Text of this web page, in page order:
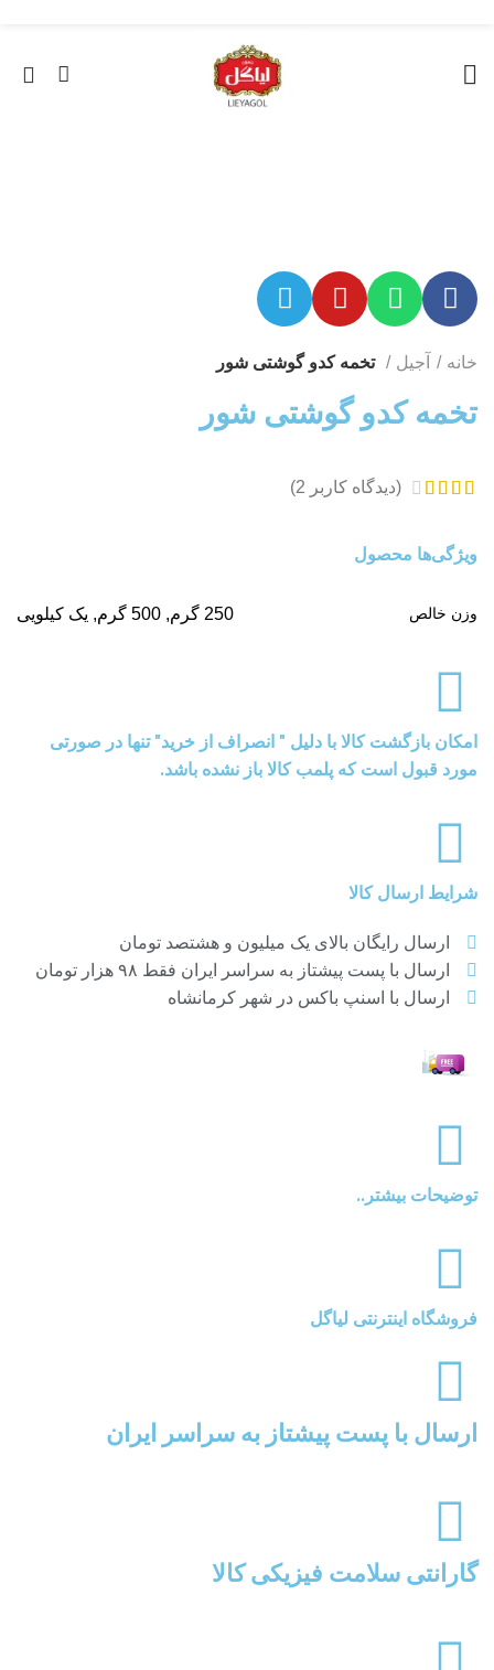
خانه آجیل تخمه کدو گوشتی شور
تخمه کدو گوشتی شور
(دیدگاه کاربر 2
)
ویژگی‌ها محصول
وزن خالص 250 گرم, 500 گرم, یک کیلویی
امکان بازگشت کالا با دلیل " انصراف از خرید" تنها در صورتی
مورد قبول است که پلمب کالا باز نشده باشد.
شرایط ارسال کالا
ارسال رایگان بالای یک میلیون و هشتصد تومان
ارسال با پست پیشتاز به سراسر ایران فقط ۹۸ هزار تومان
ارسال با اسنپ باکس در شهر کرمانشاه
توضیحات بیشتر..
فروشگاه اینترنتی لیاگل
ارسال با پست پیشتاز به سراسر ایران
گارانتی سلامت فیزیکی کالا